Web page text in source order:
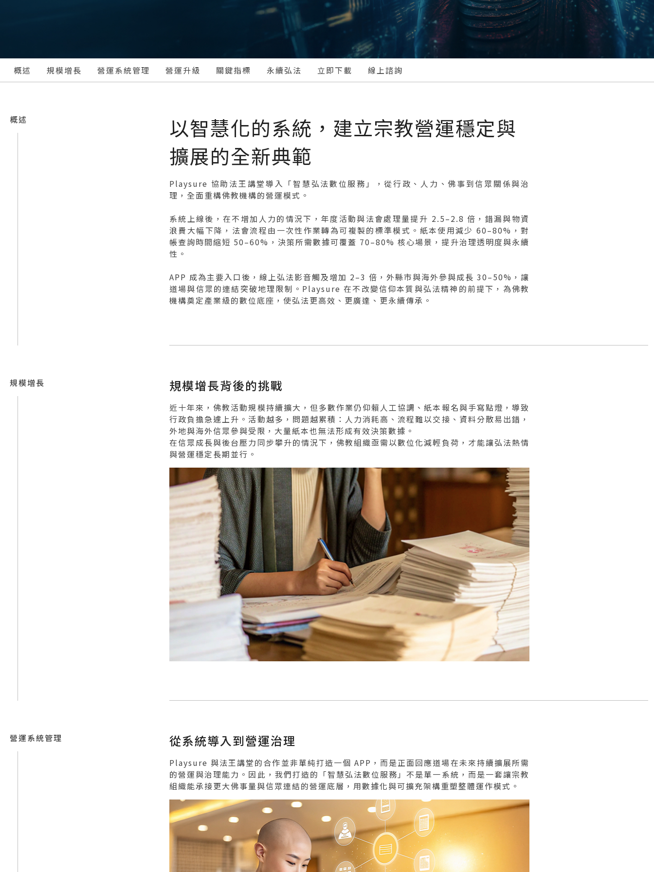
概述 規模增長 營運系統管理 營運升級 關鍵指標 永續弘法 立即下載 線上諮詢
概述
以智慧化的系統，建立宗教營運穩定與
擴展的全新典範
Playsure 協助法王講堂導入「智慧弘法數位服務」，從行政、人力、佛事到信眾關係與治
理，全面重構佛教機構的營運模式。
系統上線後，在不增加人力的情況下，年度活動與法會處理量提升 2.5–2.8 倍，錯漏與物資
浪費大幅下降，法會流程由一次性作業轉為可複製的標準模式。紙本使用減少 60–80%，對
帳查詢時間縮短 50–60%，決策所需數據可覆蓋 70–80% 核心場景，提升治理透明度與永續
性。
APP 成為主要入口後，線上弘法影音觸及增加 2–3 倍，外縣市與海外參與成長 30–50%，讓
道場與信眾的連結突破地理限制。Playsure 在不改變信仰本質與弘法精神的前提下，為佛教
機構奠定產業級的數位底座，使弘法更高效、更廣達、更永續傳承。
規模增長 規模增長背後的挑戰
近十年來，佛教活動規模持續擴大，但多數作業仍仰賴人工協調、紙本報名與手寫點燈，導致
行政負擔急遽上升。活動越多，問題越累積：人力消耗高、流程難以交接、資料分散易出錯，
外地與海外信眾參與受限，大量紙本也無法形成有效決策數據。
在信眾成長與後台壓力同步攀升的情況下，佛教組織亟需以數位化減輕負荷，才能讓弘法熱情
與營運穩定長期並行。
營運系統管理 從系統導入到營運治理
Playsure 與法王講堂的合作並非單純打造一個 APP，而是正面回應道場在未來持續擴展所需
的營運與治理能力。因此，我們打造的「智慧弘法數位服務」不是單一系統，而是一套讓宗教
組織能承接更大佛事量與信眾連結的營運底層，用數據化與可擴充架構重塑整體運作模式。